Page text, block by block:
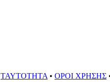
ΤΑΥΤΟΤΗΤΑ • ΟΡΟΙ ΧΡΗΣΗΣ